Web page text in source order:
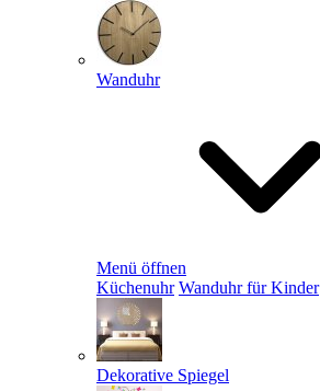
Wanduhr
Menü öffnen
Küchenuhr Wanduhr für Kinder
Dekorative Spiegel